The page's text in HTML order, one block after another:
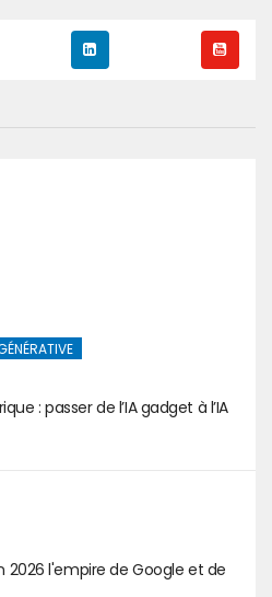
: passer de l’IA gadget à l’IA
2026 l'empire de Google et de